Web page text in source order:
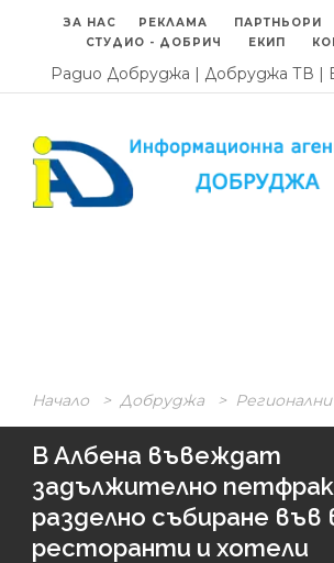
ЗА НАС РЕКЛАМА ПАРТНЬОРИ
СТУДИО - ДОБРИЧ
ЕКИП
Радио Добруджа | Добруджа ТВ |
Начало > Добруджа > Регионални
В Албена въвеждат
задължително
разделно събиране във
ресторанти и хотели